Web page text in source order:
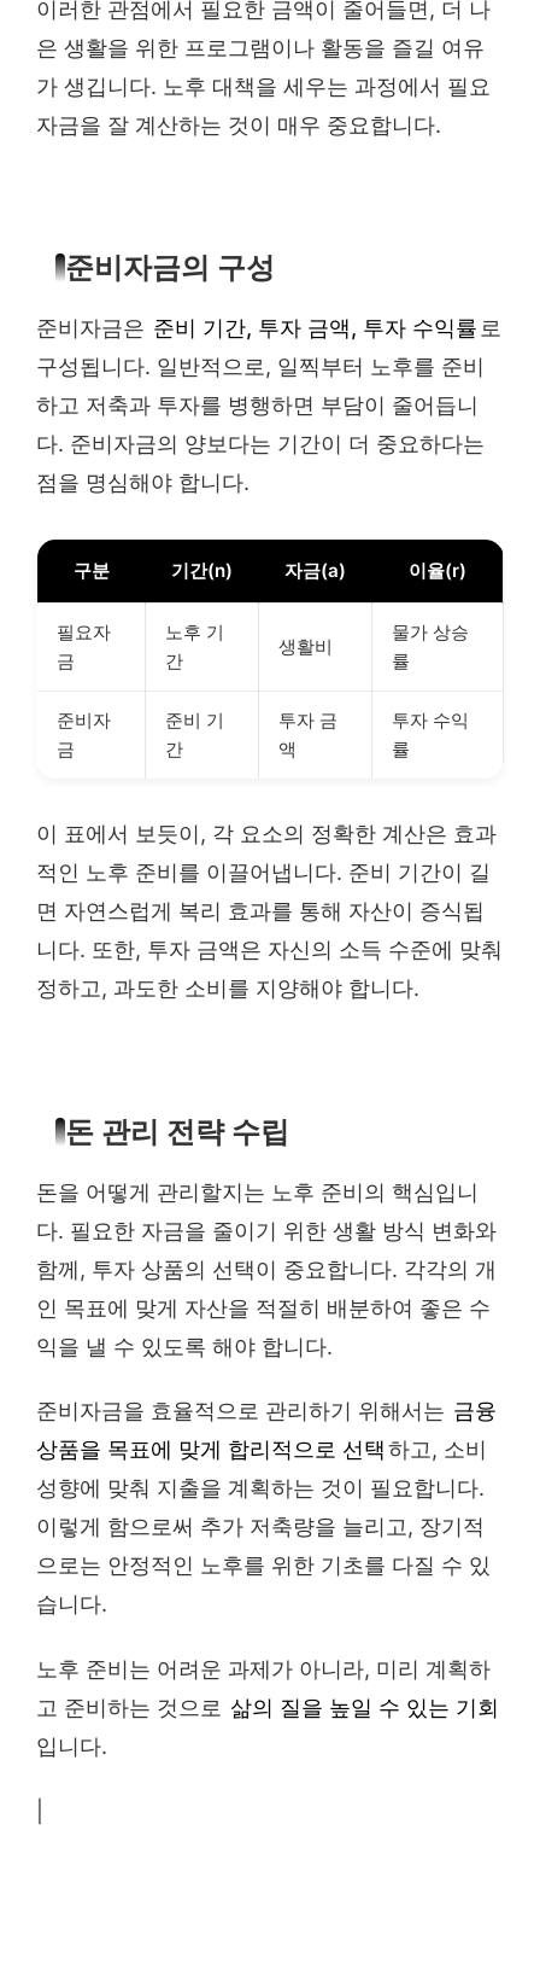
이러한 관점에서 필요한 금액이 줄어들면, 더 나
은 생활을 위한 프로그램이나 활동을 즐길 여유
가 생깁니다. 노후 대책을 세우는 과정에서 필요
자금을 잘 계산하는 것이 매우 중요합니다.
준비자금의 구성
준비자금은 준비 기간, 투자 금액, 투자 수익률로
구성됩니다. 일반적으로, 일찍부터 노후를 준비
하고 저축과 투자를 병행하면 부담이 줄어듭니
다. 준비자금의 양보다는 기간이 더 중요하다는
점을 명심해야 합니다.
구분 기간(n) 자금(a) 이율(r)
필요자
금
노후 기
간
생활비
물가 상승
률
준비자
금
준비 기
간
투자 금
액
투자 수익
률
이 표에서 보듯이, 각 요소의 정확한 계산은 효과
적인 노후 준비를 이끌어냅니다. 준비 기간이 길
면 자연스럽게 복리 효과를 통해 자산이 증식됩
니다. 또한, 투자 금액은 자신의 소득 수준에 맞춰
정하고, 과도한 소비를 지양해야 합니다.
돈 관리 전략 수립
돈을 어떻게 관리할지는 노후 준비의 핵심입니
다. 필요한 자금을 줄이기 위한 생활 방식 변화와
함께, 투자 상품의 선택이 중요합니다. 각각의 개
인 목표에 맞게 자산을 적절히 배분하여 좋은 수
익을 낼 수 있도록 해야 합니다.
준비자금을 효율적으로 관리하기 위해서는 금융
상품을 목표에 맞게 합리적으로 선택하고, 소비
성향에 맞춰 지출을 계획하는 것이 필요합니다.
이렇게 함으로써 추가 저축량을 늘리고, 장기적
으로는 안정적인 노후를 위한 기초를 다질 수 있
습니다.
노후 준비는 어려운 과제가 아니라, 미리 계획하
고 준비하는 것으로 삶의 질을 높일 수 있는 기회
입니다.